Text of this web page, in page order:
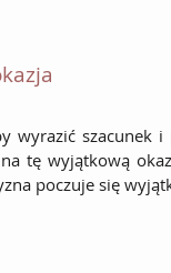
wyrazić
tę wyjątkową
poczuje się